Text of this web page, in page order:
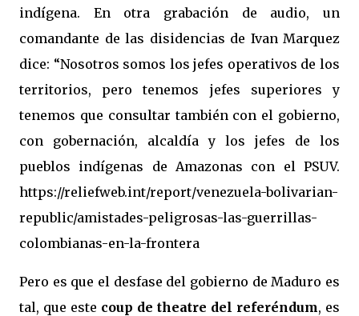
indígena. En otra grabación de audio, un
comandante de las disidencias de Ivan Marquez
dice: “Nosotros somos los jefes operativos de los
territorios, pero tenemos jefes superiores y
tenemos que consultar también con el gobierno,
con gobernación, alcaldía y los jefes de los
pueblos indígenas de Amazonas con el PSUV.
https://reliefweb.int/report/venezuela-bolivarian-
republic/amistades-peligrosas-las-guerrillas-
colombianas-en-la-frontera
Pero es que el desfase del gobierno de Maduro es
tal, que este coup de theatre del referéndum, es